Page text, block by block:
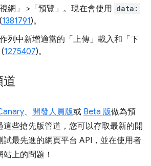
網」
>「預覽」 。現在會使用 data:
1381791)。
列中新增適當的「上傳」 載入和「下
1275407)。
道
、 開發人員版或 Beta 版做為預
些搶先版管道，您可以存取最新的開
最先進的網頁平台 API，並在使用者
上的問題！